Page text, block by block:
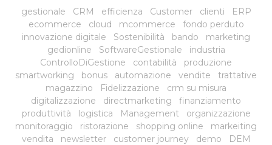
gestionale CRM efficienza Customer clienti
ERP
ecommerce
cloud mcommerce
fondo perduto
innovazione digitale
Sostenibilità bando
marketing
gedionline
SoftwareGestionale
industria
ControlloDiGestione
contabilità
produzione
smartworking
bonus automazione vendite
trattative
magazzino
Fidelizzazione
crm su misura
digitalizzazione
directmarketing
finanziamento
produttività
logistica Management
organizzazione
monitoraggio
ristorazione shopping online
markeiting
vendita
newsletter customer journey demo
DEM